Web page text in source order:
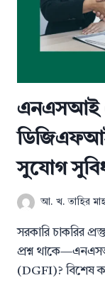
এনএসআই
সুযোগ
আ. খ. তাহির
সরকারি চাকরির
প্রশ্ন
(DGFI)? বিশেষ